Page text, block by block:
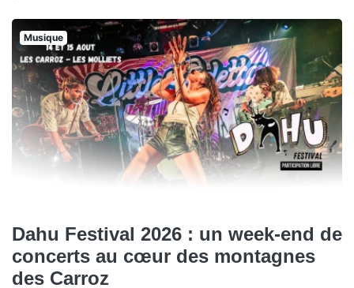
Musique
Dahu Festival 2026 : un week-end de
concerts au cœur des montagnes
des Carroz